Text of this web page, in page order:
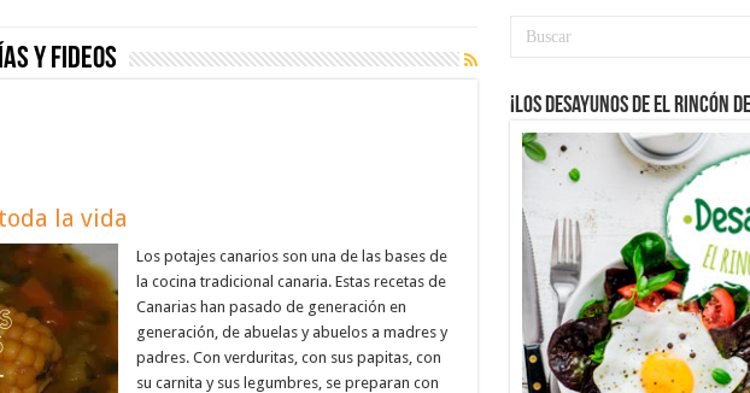
y fideos
la vida
Los potajes canarios son una de las bases de
la cocina tradicional canaria. Estas recetas de
Canarias han pasado de generación en
generación, de abuelas y abuelos a madres y
padres. Con verduritas, con sus papitas, con
su carnita y sus legumbres, se preparan con
¡Los desayunos de El Rincón